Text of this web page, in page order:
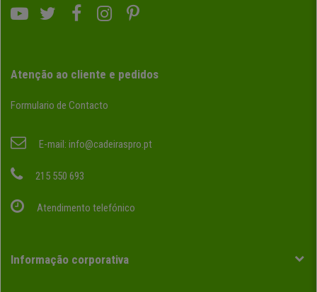
Atenção ao cliente e pedidos
Formulario de Contacto
E-mail: info@cadeiraspro.pt
215 550 693
Atendimento telefónico
Informação corporativa